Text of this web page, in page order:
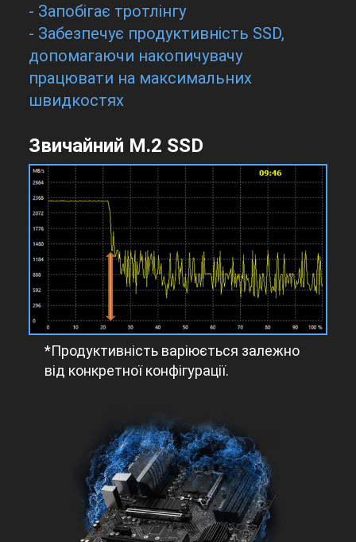
- Запобігає тротлінгу
- Забезпечує продуктивність SSD,
допомагаючи накопичувачу
працювати на максимальних
швидкостях
Звичайний M.2 SSD
*Продуктивність варіюється залежно
від конкретної конфігурації.